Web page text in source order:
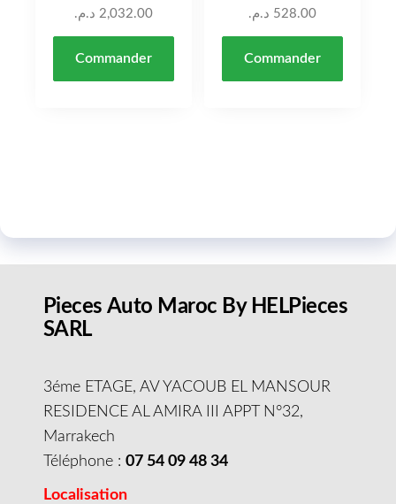
2,032.00 د.م.
Commander
528.00 د.م.
Commander
Pieces Auto Maroc By HELPieces
SARL
3éme ETAGE, AV YACOUB EL MANSOUR
RESIDENCE AL AMIRA III APPT N°32,
Marrakech
Téléphone : 07 54 09 48 34
Localisation